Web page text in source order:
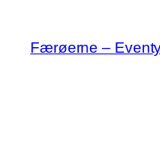
indhold
Færøerne –